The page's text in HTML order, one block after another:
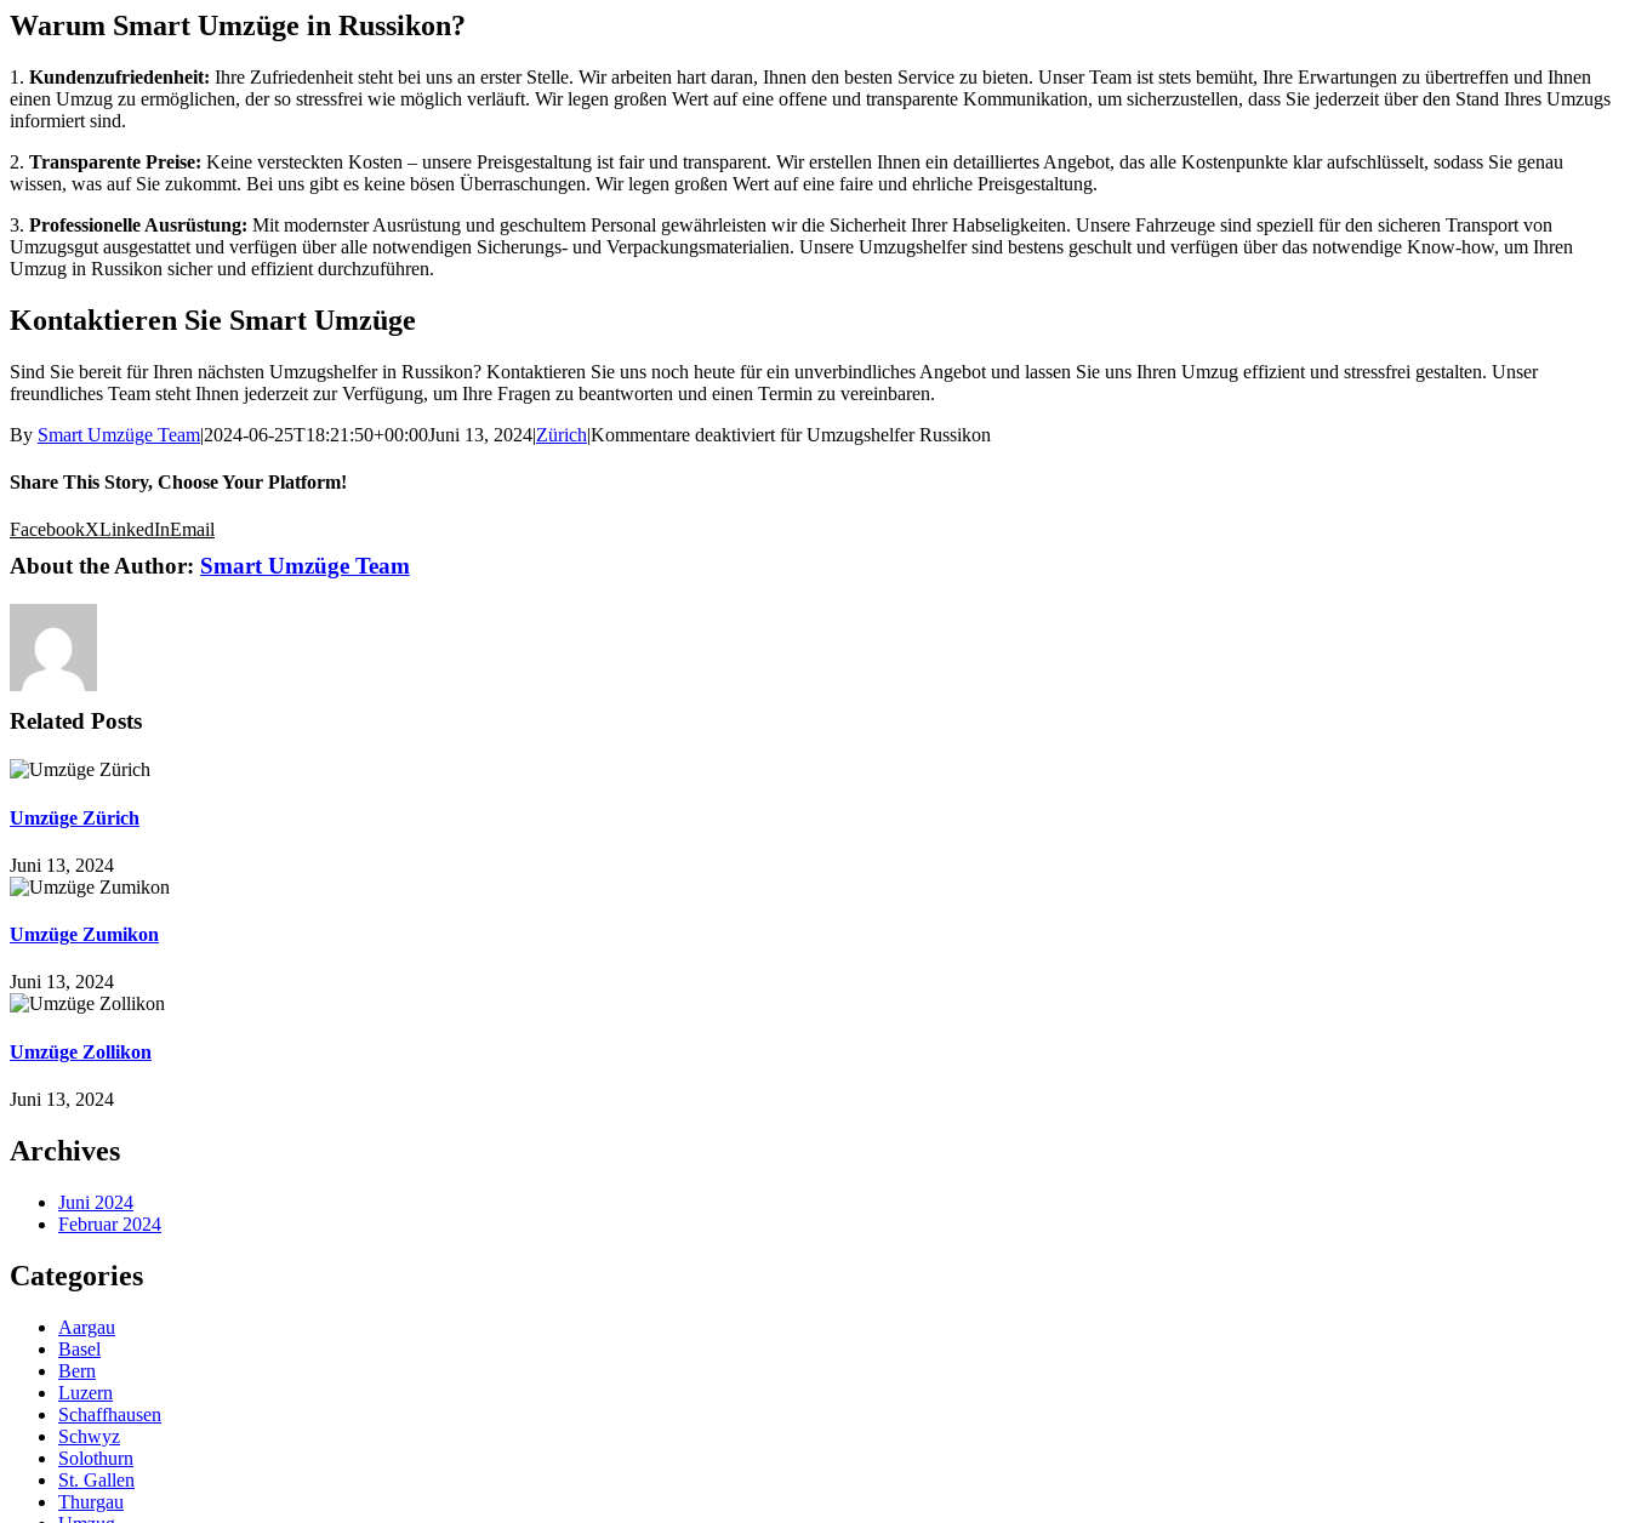
Warum Smart Umzüge in Russikon?
1. Kundenzufriedenheit: Ihre Zufriedenheit steht bei uns an erster Stelle. Wir arbeiten hart daran, Ihnen den besten Service zu bieten. Unser Team ist stets bemüht, Ihre Erwartungen zu übertreffen und Ihnen
einen Umzug zu ermöglichen, der so stressfrei wie möglich verläuft. Wir legen großen Wert auf eine offene und transparente Kommunikation, um sicherzustellen, dass Sie jederzeit über den Stand Ihres Umzugs
informiert sind.
2. Transparente Preise: Keine versteckten Kosten – unsere Preisgestaltung ist fair und transparent. Wir erstellen Ihnen ein detailliertes Angebot, das alle Kostenpunkte klar aufschlüsselt, sodass Sie genau
wissen, was auf Sie zukommt. Bei uns gibt es keine bösen Überraschungen. Wir legen großen Wert auf eine faire und ehrliche Preisgestaltung.
3. Professionelle Ausrüstung: Mit modernster Ausrüstung und geschultem Personal gewährleisten wir die Sicherheit Ihrer Habseligkeiten. Unsere Fahrzeuge sind speziell für den sicheren Transport von
Umzugsgut ausgestattet und verfügen über alle notwendigen Sicherungs- und Verpackungsmaterialien. Unsere Umzugshelfer sind bestens geschult und verfügen über das notwendige Know-how, um Ihren
Umzug in Russikon sicher und effizient durchzuführen.
Kontaktieren Sie Smart Umzüge
Sind Sie bereit für Ihren nächsten Umzugshelfer in Russikon? Kontaktieren Sie uns noch heute für ein unverbindliches Angebot und lassen Sie uns Ihren Umzug effizient und stressfrei gestalten. Unser
freundliches Team steht Ihnen jederzeit zur Verfügung, um Ihre Fragen zu beantworten und einen Termin zu vereinbaren.
By Smart Umzüge Team|2024-06-25T18:21:50+00:00Juni 13, 2024|Zürich|Kommentare deaktiviert für Umzugshelfer Russikon
Share This Story, Choose Your Platform!
FacebookXLinkedInEmail
About the Author: Smart Umzüge Team
Related Posts
Umzüge Zürich
Juni 13, 2024
Umzüge Zumikon
Juni 13, 2024
Umzüge Zollikon
Juni 13, 2024
Archives
Juni 2024
Februar 2024
Categories
Aargau
Basel
Bern
Luzern
Schaffhausen
Schwyz
Solothurn
St. Gallen
Thurgau